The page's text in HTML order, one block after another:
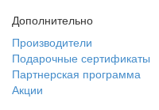
Дополнительно
Производители
Подарочные сертификаты
Партнерская программа
Акции